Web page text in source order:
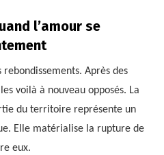
l’amour se
Après des
voilà à nouveau opposés. La
du territoire représente un
Elle matérialise la rupture de
eux.